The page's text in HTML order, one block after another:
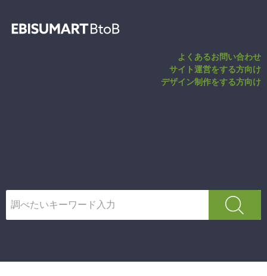
よくあるお問い合わせ
サイト運営をする方向け
デザイン制作をする方向け